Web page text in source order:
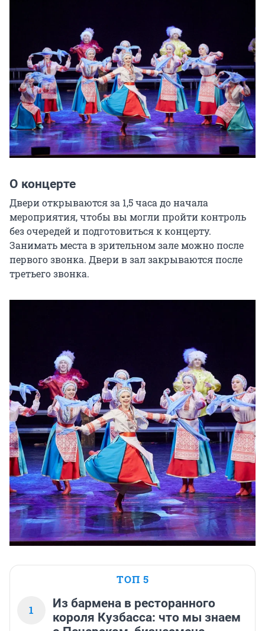
О концерте
Двери открываются за 1,5 часа до начала
мероприятия, чтобы вы могли пройти контроль
без очередей и подготовиться к концерту.
Занимать места в зрительном зале можно после
первого звонка. Двери в зал закрываются после
третьего звонка.
ТОП 5
1
Из бармена в ресторанного
короля Кузбасса: что мы знаем